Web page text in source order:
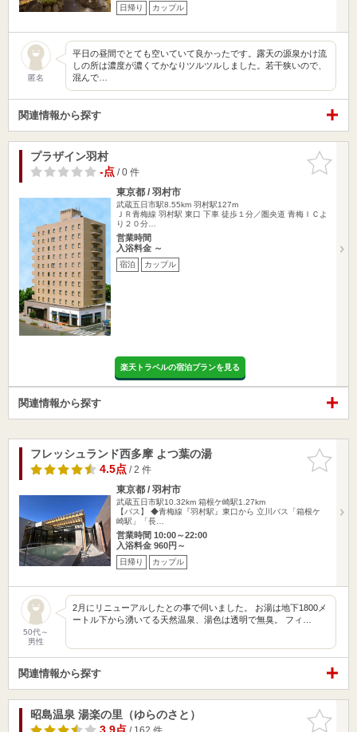
日帰り カップル
匿名
平日の昼間でとても空いていて良かったです。露天の源泉かけ流
しの所は濃度が濃くてかなりツルツルしました。若干狭いので、
混んで…
関連情報から探す
お気に入
りに追加
プラザイン羽村
-点/ 0 件
東京都 / 羽村市
武蔵五日市駅8.55km 羽村駅127m
ＪＲ青梅線 羽村駅 東口 下車 徒歩１分／圏央道 青梅ＩＣよ
り２０分…
営業時間
入浴料金 ～
宿泊 カップル
楽天トラベルの宿泊プランを見る
関連情報から探す
お気に入
りに追加
フレッシュランド西多摩 よつ葉の湯
4.5点/ 2 件
東京都 / 羽村市
武蔵五日市駅10.32km 箱根ケ崎駅1.27km
【バス】 ◆青梅線『羽村駅』東口から 立川バス「箱根ケ
崎駅」「長…
営業時間 10:00～22:00
入浴料金 960円～
日帰り カップル
50代～
男性
2月にリニューアルしたとの事で伺いました。 お湯は地下1800メ
ートル下から湧いてる天然温泉、湯色は透明で無臭。 フィ…
関連情報から探す
お気に入
りに追加
昭島温泉 湯楽の里（ゆらのさと）